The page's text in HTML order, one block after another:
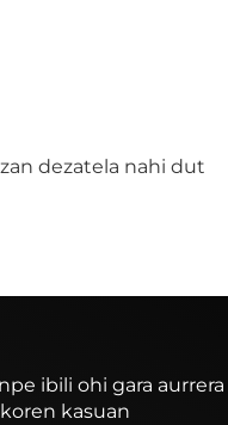
dezatela nahi dut
ibili ohi gara aurrera
kasuan